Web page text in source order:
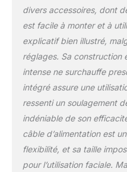
divers accessoires, dont
est facile à monter et à
explicatif bien illustré,
réglages. Sa construction
intense ne surchauffe
intégré assure une
ressenti un soulagement
indéniable de son
câble d’alimentation est
flexibilité, et sa taille
pour l’utilisation faciale.